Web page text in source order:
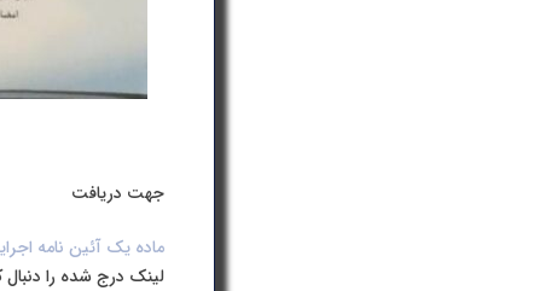
جهت دریافت
ماده یک آئین نامه
لینک درج شده را دنبال